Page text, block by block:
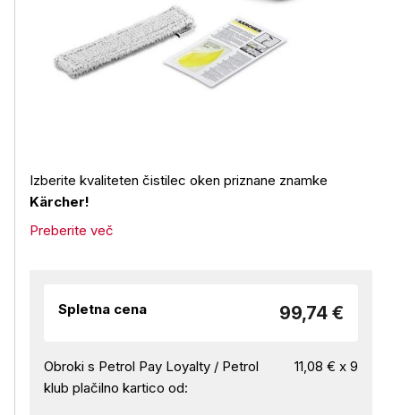
Izberite kvaliteten čistilec oken priznane znamke
Kärcher!
Preberite več
Spletna cena 99,74 €
Obroki s Petrol Pay Loyalty / Petrol
klub plačilno kartico od:
11,08 € x 9